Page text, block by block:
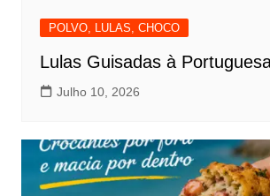
POLVO, LULAS, CHOCO
Lulas Guisadas à
Julho 10, 2026